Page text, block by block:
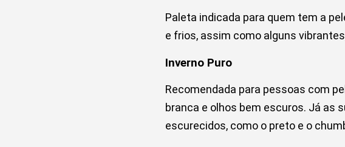
Paleta indicada para quem tem a
e frios, assim como alguns
Inverno Puro
Recomendada para pessoas com
branca e olhos bem escuros. Já as
escurecidos, como o preto e o